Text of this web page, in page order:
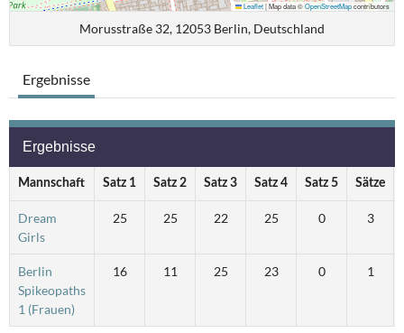
Leaflet|Map data ©OpenStreetMapcontributors
Morusstraße 32, 12053 Berlin, Deutschland
Ergebnisse
Ergebnisse
Mannschaft Satz 1 Satz 2 Satz 3 Satz 4 Satz 5 Sätze
Dream
Girls
25 25 22 25 0 3
Berlin
Spikeopaths
1 (Frauen)
16 11 25 23 0 1